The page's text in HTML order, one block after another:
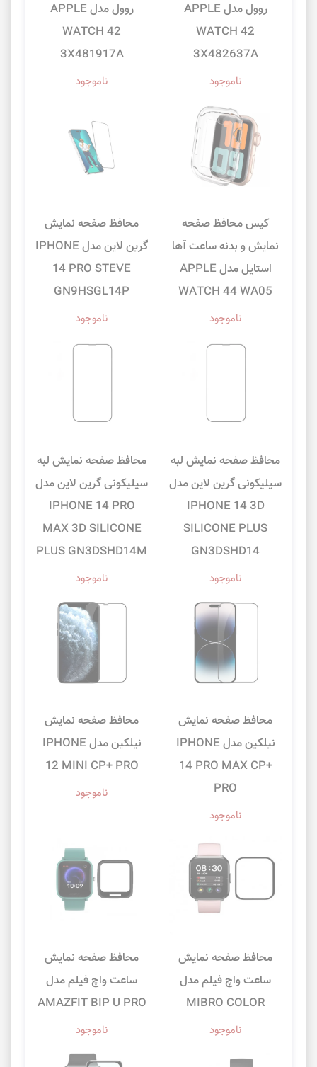
روول مدل APPLE
WATCH 42
3X482637A
ناموجود
روول مدل APPLE
WATCH 42
3X481917A
ناموجود
کیس محافظ صفحه
نمایش و بدنه ساعت آها
استایل مدل APPLE
WATCH 44 WA05
ناموجود
محافظ صفحه نمایش
گرین لاین مدل IPHONE
14 PRO STEVE
GN9HSGL14P
ناموجود
محافظ صفحه نمایش لبه
سیلیکونی گرین لاین مدل
IPHONE 14 3D
SILICONE PLUS
GN3DSHD14
ناموجود
محافظ صفحه نمایش لبه
سیلیکونی گرین لاین مدل
IPHONE 14 PRO
MAX 3D SILICONE
PLUS GN3DSHD14M
ناموجود
محافظ صفحه نمایش
نیلکین مدل IPHONE
14 PRO MAX CP+
PRO
ناموجود
محافظ صفحه نمایش
نیلکین مدل IPHONE
12 MINI CP+ PRO
ناموجود
محافظ صفحه نمایش
ساعت واچ فیلم مدل
MIBRO COLOR
ناموجود
محافظ صفحه نمایش
ساعت واچ فیلم مدل
AMAZFIT BIP U PRO
ناموجود